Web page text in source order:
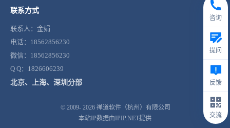
联系方式
联系人：金娟
电话：18562856230
微信：18562856230
Q Q：1826606239
北京、上海、深圳分部
© 2009- 2026 禅道软件（杭州）有限公司
本站IP数据由IPIP.NET提供
咨询
提问
反馈
交流